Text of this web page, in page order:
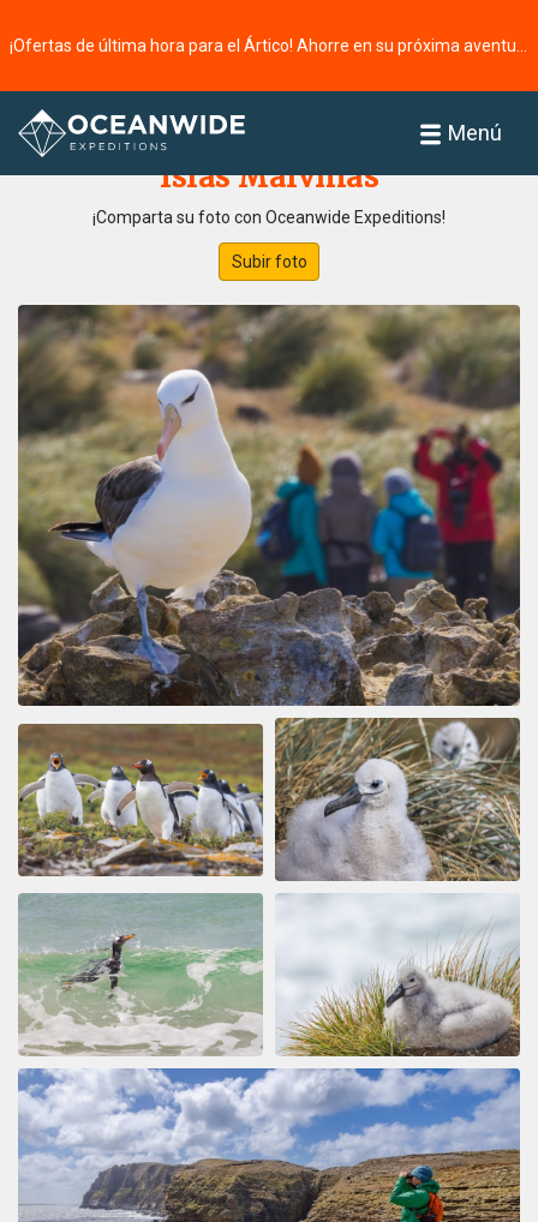
Menú
Página principal
Islas Malvinas
¡Comparta su foto con Oceanwide Expeditions!
Subir foto